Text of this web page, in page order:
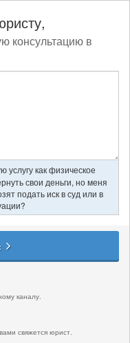
консультацию в
услугу как физическое
свои деньги, но меня
подать иск в суд или в
каналу.
свяжется юрист.